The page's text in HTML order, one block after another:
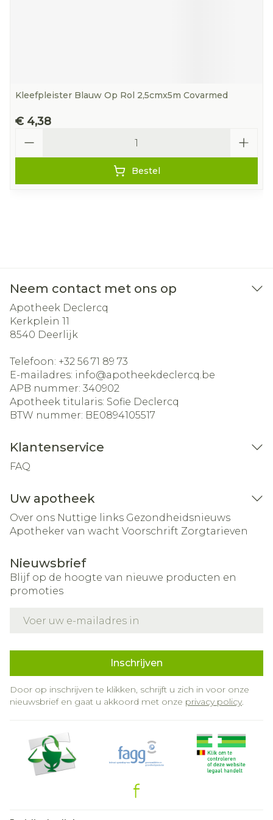
Kleefpleister Blauw Op Rol 2,5cmx5m Covarmed
€ 4,38
Bestel
Neem contact met ons op
Apotheek Declercq
Kerkplein 11
8540 Deerlijk
Telefoon: +32 56 71 89 73
E-mailadres: info@apotheekdeclercq.be
APB nummer: 340902
Apotheek titularis: Sofie Declercq
BTW nummer: BE0894105517
Klantenservice
FAQ
Uw apotheek
Over ons Nuttige links Gezondheidsnieuws
Apotheker van wacht Voorschrift Zorgtarieven
Nieuwsbrief
Blijf op de hoogte van nieuwe producten en
promoties
Inschrijven
Door op inschrijven te klikken, schrijft u zich in voor onze
nieuwsbrief en gaat u akkoord met onze privacy policy.